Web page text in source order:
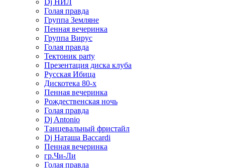
Dj НИЛ
Голая правда
Группа Земляне
Пенная вечеринка
Группа Вирус
Голая правда
Тектоник party
Презентация диска клуба
Русская Ибица
Дискотека 80-х
Пенная вечеринка
Рождественская ночь
Голая правда
Dj Antonio
Танцевальный фристайл
Dj Наташа Baccardi
Пенная вечеринка
гр.Чи-Ли
Голая правда